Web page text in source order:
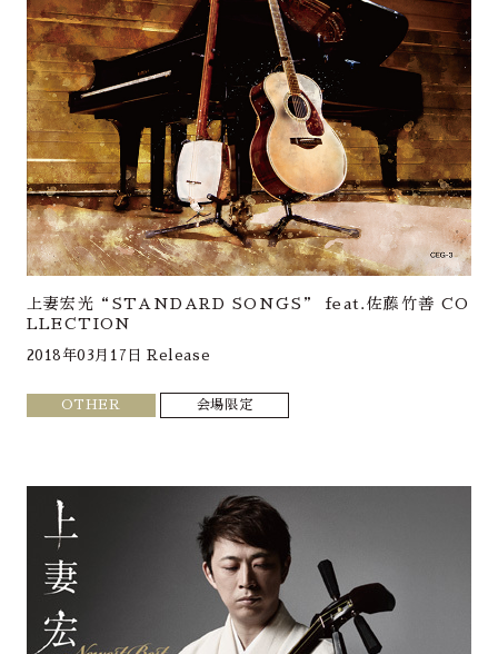
上妻宏光“STANDARD SONGS” feat.佐藤竹善 CO
LLECTION
2018年03月17日 Release
OTHER 会場限定